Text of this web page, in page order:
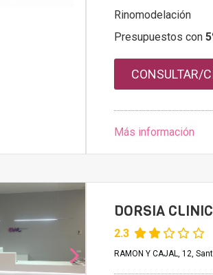
Rinomodelación
Presupuestos con
CONSULTAR/
Más información
DORSIA
2.3
RAMON Y CAJAL, 12,